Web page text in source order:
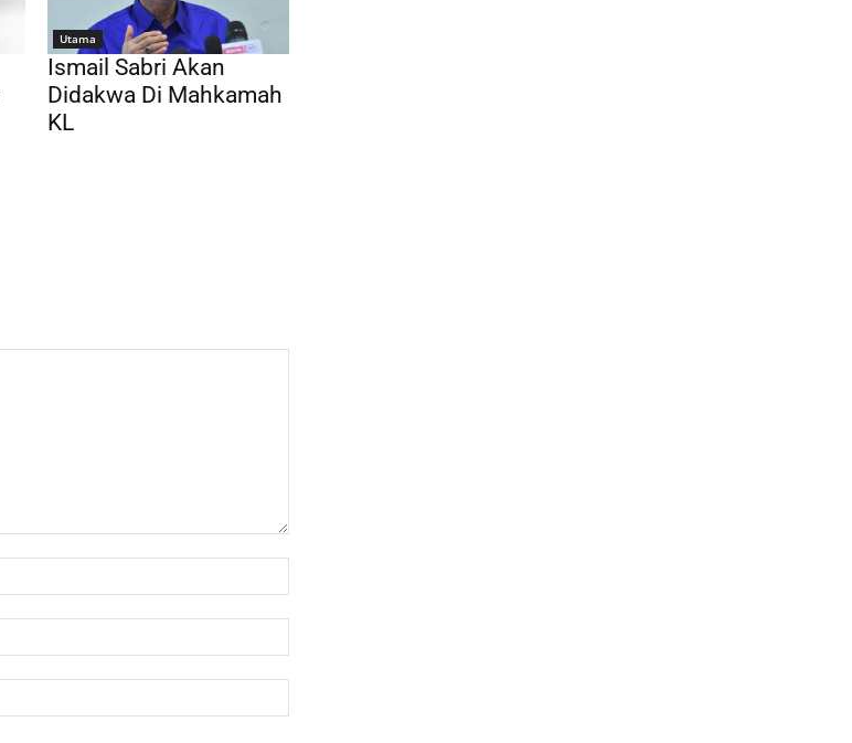
Utama
Ismail Sabri Akan
Didakwa Di Mahkamah
KL